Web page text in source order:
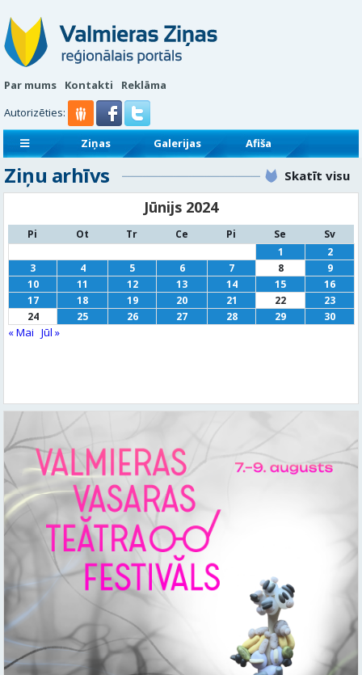
Par mums Kontakti
Reklāma
Autorizēties:
Ziņas Galerijas
Afiša
Sludinājumi
Reklāmraksti
Ziņu arhīvs Skatīt visu
Jūnijs 2024
Pi Ot Tr Ce Pi Se
Sv
1
2
3
4 5 6 7 8
9
10
11 12 13 14 15
16
17
18 19 20 21 22
23
24
25 26 27 28 29 30
« Mai Jūl »